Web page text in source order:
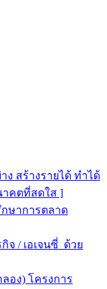
ง สร้างรายได้ ทำได้
าคตที่สดใส ]
ษาการตลาด
จ / เอเจนซี่ ด้วย
อง) โครงการ